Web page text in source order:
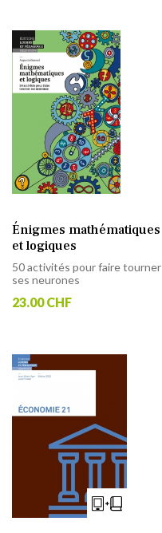
Énigmes mathématiques
et logiques
50 activités pour faire tourner
ses neurones
23.00 CHF